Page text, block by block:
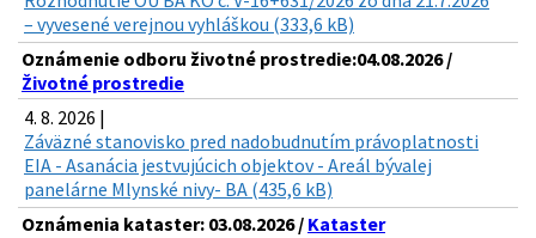
– vyvesené verejnou vyhláškou (333,6 kB)
Oznámenie odboru životné prostredie:04.08.2026 /
Životné prostredie
4. 8. 2026 |
Záväzné stanovisko pred nadobudnutím právoplatnosti
EIA - Asanácia jestvujúcich objektov - Areál bývalej
panelárne Mlynské nivy- BA (435,6 kB)
Oznámenia kataster: 03.08.2026 / Kataster